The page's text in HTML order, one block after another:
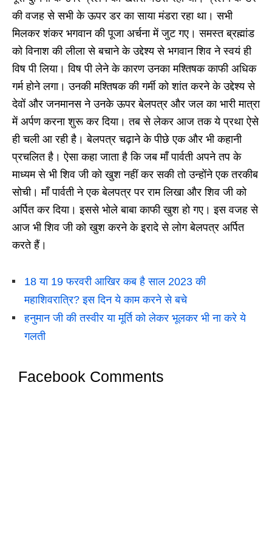
की वजह से सभी के ऊपर डर का साया मंडरा रहा था। सभी
मिलकर शंकर भगवान की पूजा अर्चना में जुट गए। समस्त ब्रह्मांड
को विनाश की लीला से बचाने के उद्देश्य से भगवान शिव ने स्वयं ही
विष पी लिया। विष पी लेने के कारण उनका मश्तिषक काफी अधिक
गर्म होने लगा। उनकी मश्तिषक की गर्मी को शांत करने के उद्देश्य से
देवों और जनमानस ने उनके ऊपर बेलपत्र और जल का भारी मात्रा
में अर्पण करना शुरू कर दिया। तब से लेकर आज तक ये प्रथा ऐसे
ही चली आ रही है। बेलपत्र चढ़ाने के पीछे एक और भी कहानी
प्रचलित है। ऐसा कहा जाता है कि जब माँ पार्वती अपने तप के
माध्यम से भी शिव जी को खुश नहीं कर सकी तो उन्होंने एक तरकीब
सोची। माँ पार्वती ने एक बेलपत्र पर राम लिखा और शिव जी को
अर्पित कर दिया। इससे भोले बाबा काफी खुश हो गए। इस वजह से
आज भी शिव जी को खुश करने के इरादे से लोग बेलपत्र अर्पित
करते हैं।
18 या 19 फरवरी आखिर कब है साल 2023 की
महाशिवरात्रि? इस दिन ये काम करने से बचे
हनुमान जी की तस्वीर या मूर्ति को लेकर भूलकर भी ना करे ये
गलती
Facebook Comments